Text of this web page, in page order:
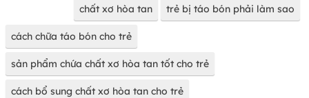
chất xơ hòa tan trẻ bị táo bón phải làm sao
cách chữa táo bón cho trẻ
sản phẩm chứa chất xơ hòa tan tốt cho trẻ
cách bổ sung chất xơ hòa tan cho trẻ